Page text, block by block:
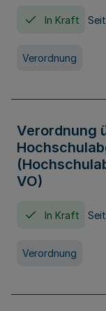
In Kraft
Verordnung
Verordnung
VO)
In Kraft
Verordnung